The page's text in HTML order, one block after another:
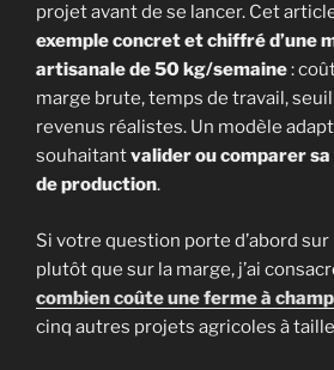
projet avant de se lancer. Cet
exemple concret et chiffré d’une
artisanale de 50 kg/semaine:
marge brute, temps de travail,
revenus réalistes. Un modèle
souhaitantvalider ou comparer
de production.
Si votre question porte d’abord
plutôt que sur la marge, j’ai
combien coûte une ferme à
cinq autres projets agricoles à